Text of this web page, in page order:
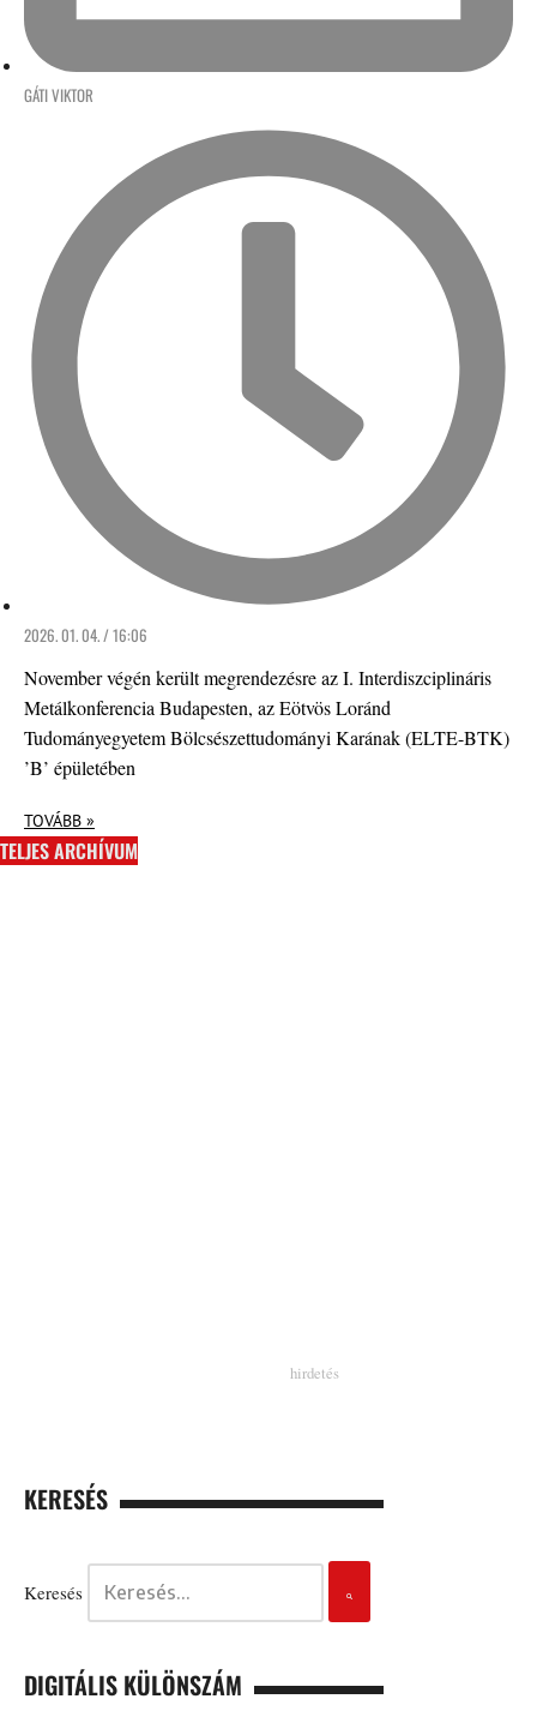
GÁTI VIKTOR
2026. 01. 04. / 16:06
November végén került megrendezésre az I. Interdiszciplináris
Metálkonferencia Budapesten, az Eötvös Loránd
Tudományegyetem Bölcsészettudományi Karának (ELTE-BTK)
’B’ épületében
TOVÁBB »
TELJES ARCHÍVUM
KERESÉS
Keresés
DIGITÁLIS KÜLÖNSZÁM